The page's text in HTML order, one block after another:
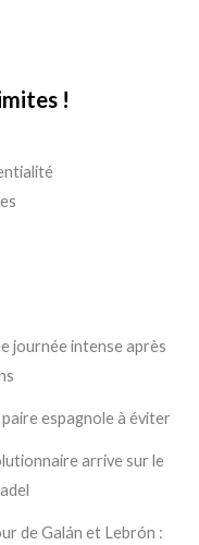
!
journée intense après
espagnole à éviter
arrive sur le
de Galán et Lebrón :